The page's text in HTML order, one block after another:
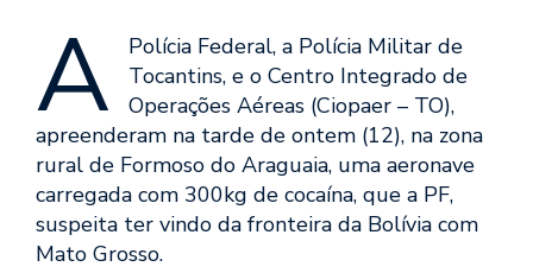
A
Polícia Federal, a Polícia Militar de
Tocantins, e o Centro Integrado de
Operações Aéreas (Ciopaer – TO),
apreenderam na tarde de ontem (12), na zona
rural de Formoso do Araguaia, uma aeronave
carregada com 300kg de cocaína, que a PF,
suspeita ter vindo da fronteira da Bolívia com
Mato Grosso.